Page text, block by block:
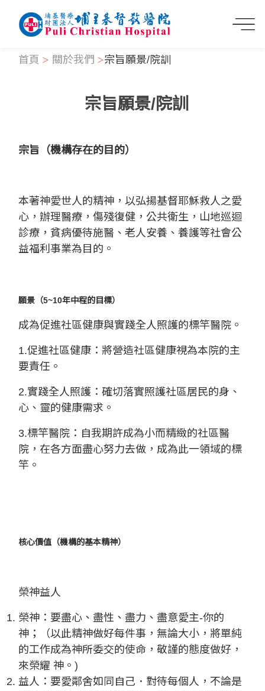
首頁 關於我們 宗旨願景/院訓
宗旨願景/院訓
宗旨（機構存在的目的）
本著神愛世人的精神，以弘揚基督耶穌救人之愛
心，辦理醫療，傷殘復健，公共衛生，山地巡迴
診療，貧病優待施醫、老人安養、養護等社會公
益福利事業為目的。
願景（5~10年中程的目標）
成為促進社區健康與實踐全人照護的標竿醫院。
1.促進社區健康：將營造社區健康視為本院的主
要責任。
2.實踐全人照護：確切落實照護社區居民的身、
心、靈的健康需求。
3.標竿醫院：自我期許成為小而精緻的社區醫
院，在各方面盡心努力去做，成為此一領域的標
竿。
核心價值（機構的基本精神）
榮神益人
榮神：要盡心、盡性、盡力、盡意愛主-你的
神；（以此精神做好每件事，無論大小，將單純
的工作成為神所委交的使命，敬謹的態度做好，
來榮耀 神。)
益人：要愛鄰舍如同自己．對待每個人，不論是